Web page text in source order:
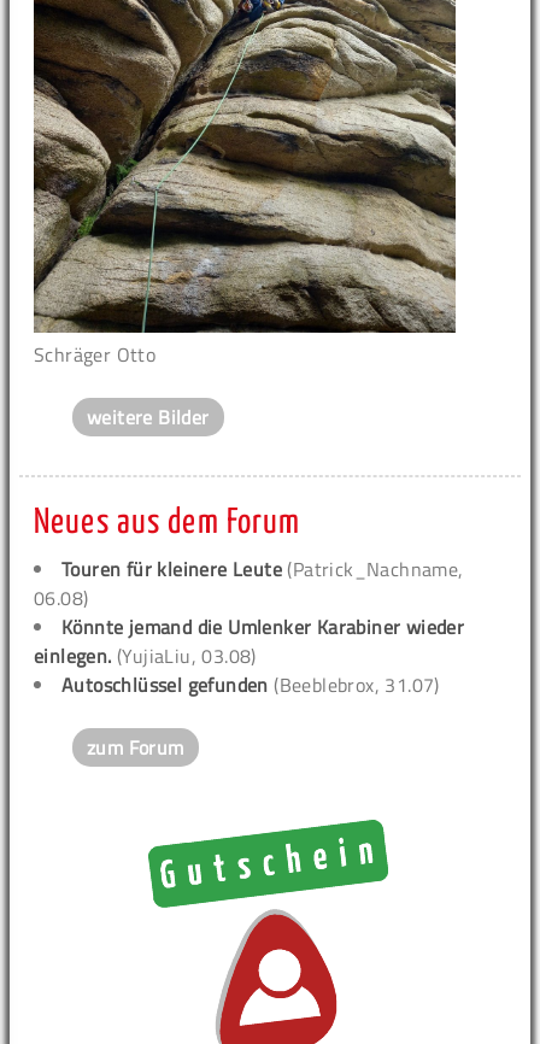
Schräger Otto
weitere Bilder
Neues aus dem Forum
Touren für kleinere Leute (Patrick_Nachname,
06.08)
Könnte jemand die Umlenker Karabiner wieder
einlegen. (YujiaLiu, 03.08)
Autoschlüssel gefunden (Beeblebrox, 31.07)
zum Forum